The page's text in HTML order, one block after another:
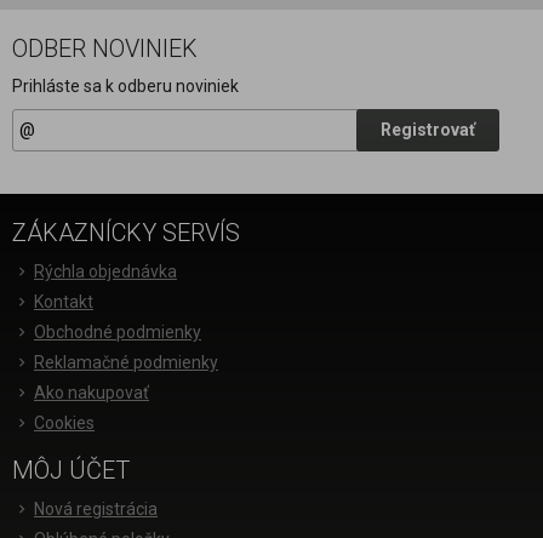
ODBER NOVINIEK
Prihláste sa k odberu noviniek
Registrovať
ZÁKAZNÍCKY SERVÍS
Rýchla objednávka
Kontakt
Obchodné podmienky
Reklamačné podmienky
Ako nakupovať
Cookies
MÔJ ÚČET
Nová registrácia